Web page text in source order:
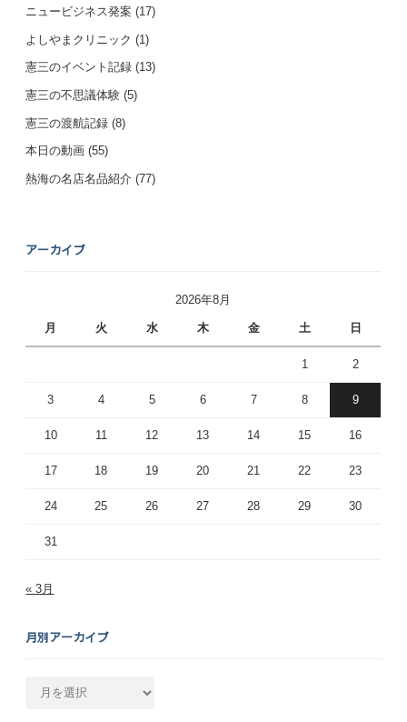
ニュービジネス発案 (17)
よしやまクリニック (1)
憲三のイベント記録 (13)
憲三の不思議体験 (5)
憲三の渡航記録 (8)
本日の動画 (55)
熱海の名店名品紹介 (77)
アーカイブ
2026年8月
月 火 水 木 金 土 日
1 2
3 4 5 6 7 8 9
10 11 12 13 14 15 16
17 18 19 20 21 22 23
24 25 26 27 28 29 30
31
« 3月
月別アーカイブ